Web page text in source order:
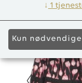
↓ 1
Kun nødvendige